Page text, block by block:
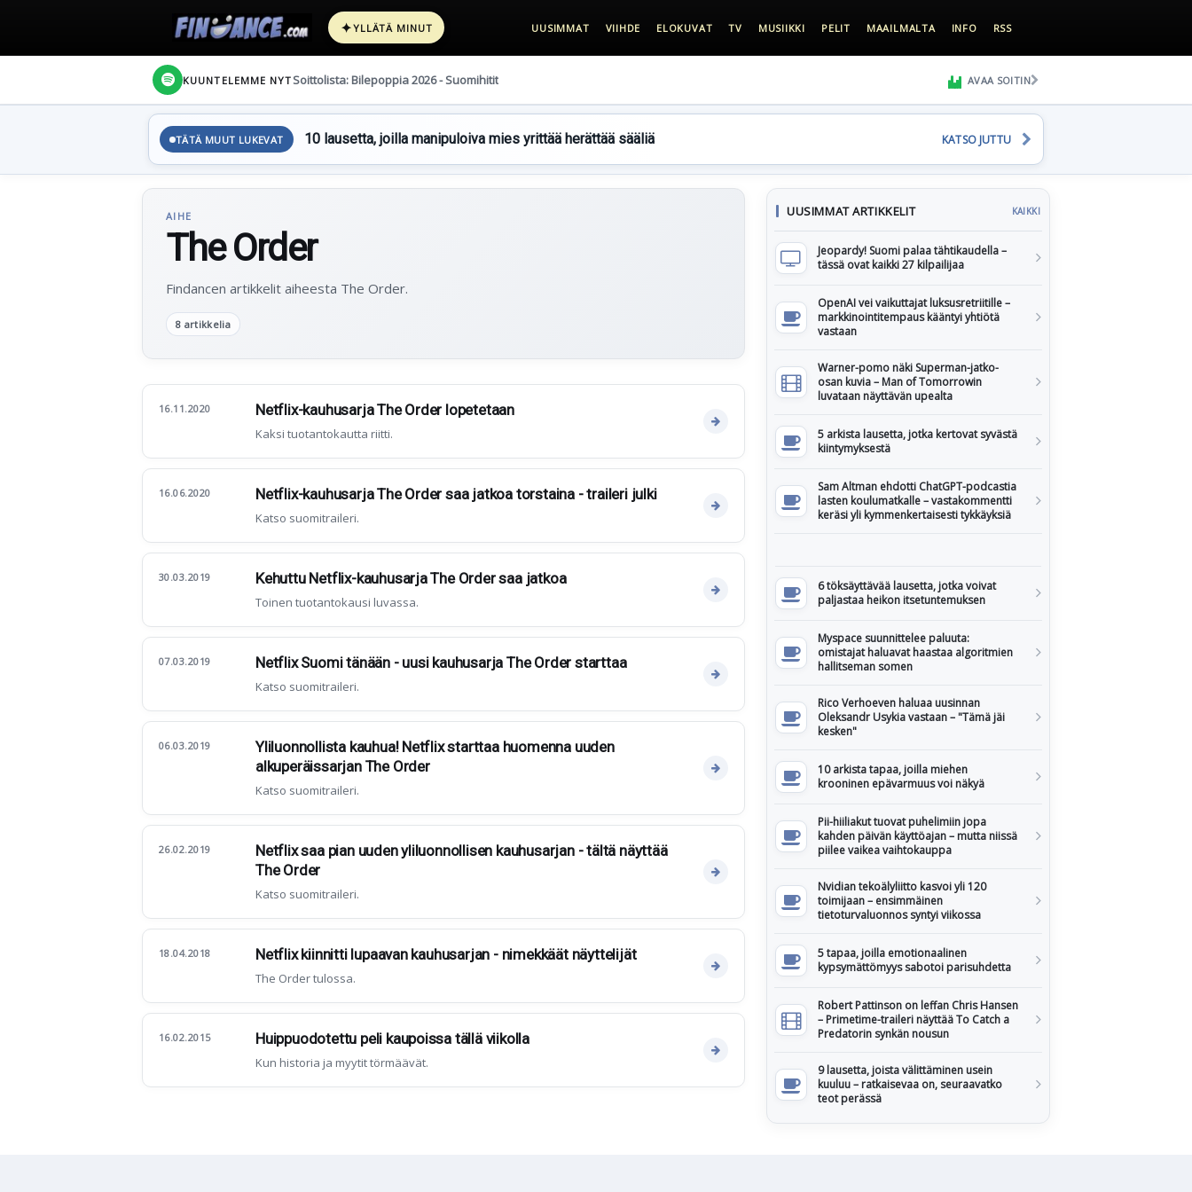
✦YLLÄTÄ MINUT UUSIMMAT VIIHDE ELOKUVAT TV MUSIIKKI PELIT MAAILMALTA INFO RSS
KUUNTELEMME NYT Soittolista: Bilepoppia 2026 - Suomihitit AVAA SOITIN
TÄTÄ MUUT LUKEVAT 10 lausetta, joilla manipuloiva mies yrittää herättää sääliä KATSO JUTTU
AIHE
The Order
Findancen artikkelit aiheesta The Order.
8 artikkelia
16.11.2020 Netflix-kauhusarja The Order lopetetaan
Kaksi tuotantokautta riitti.
16.06.2020 Netflix-kauhusarja The Order saa jatkoa torstaina - traileri julki
Katso suomitraileri.
30.03.2019 Kehuttu Netflix-kauhusarja The Order saa jatkoa
Toinen tuotantokausi luvassa.
07.03.2019 Netflix Suomi tänään - uusi kauhusarja The Order starttaa
Katso suomitraileri.
06.03.2019
Yliluonnollista kauhua! Netflix starttaa huomenna uuden
alkuperäissarjan The Order
Katso suomitraileri.
26.02.2019
Netflix saa pian uuden yliluonnollisen kauhusarjan - tältä näyttää
The Order
Katso suomitraileri.
18.04.2018 Netflix kiinnitti lupaavan kauhusarjan - nimekkäät näyttelijät
The Order tulossa.
16.02.2015 Huippuodotettu peli kaupoissa tällä viikolla
Kun historia ja myytit törmäävät.
UUSIMMAT ARTIKKELIT KAIKKI
Jeopardy! Suomi palaa tähtikaudella –
tässä ovat kaikki 27 kilpailijaa
OpenAI vei vaikuttajat luksusretriitille –
markkinointitempaus kääntyi yhtiötä
vastaan
Warner-pomo näki Superman-jatko-
osan kuvia – Man of Tomorrowin
luvataan näyttävän upealta
5 arkista lausetta, jotka kertovat syvästä
kiintymyksestä
Sam Altman ehdotti ChatGPT-podcastia
lasten koulumatkalle – vastakommentti
keräsi yli kymmenkertaisesti tykkäyksiä
6 töksäyttävää lausetta, jotka voivat
paljastaa heikon itsetuntemuksen
Myspace suunnittelee paluuta:
omistajat haluavat haastaa algoritmien
hallitseman somen
Rico Verhoeven haluaa uusinnan
Oleksandr Usykia vastaan – "Tämä jäi
kesken"
10 arkista tapaa, joilla miehen
krooninen epävarmuus voi näkyä
Pii-hiiliakut tuovat puhelimiin jopa
kahden päivän käyttöajan – mutta niissä
piilee vaikea vaihtokauppa
Nvidian tekoälyliitto kasvoi yli 120
toimijaan – ensimmäinen
tietoturvaluonnos syntyi viikossa
5 tapaa, joilla emotionaalinen
kypsymättömyys sabotoi parisuhdetta
Robert Pattinson on leffan Chris Hansen
– Primetime-traileri näyttää To Catch a
Predatorin synkän nousun
9 lausetta, joista välittäminen usein
kuuluu – ratkaisevaa on, seuraavatko
teot perässä